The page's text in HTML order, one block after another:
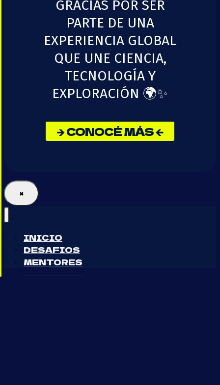
GRACIAS POR SER
PARTE DE UNA
EXPERIENCIA GLOBAL
QUE UNE CIENCIA,
TECNOLOGÍA Y
EXPLORACIÓN 🌍✨
🡺 CONOCÉ MÁS 🡸
×
INICIO
DESAFIOS
MENTORES